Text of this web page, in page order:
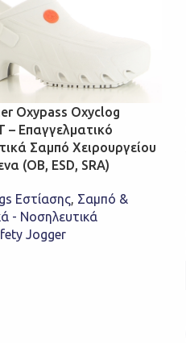
Oxypass Oxyclog
– Επαγγελματικό
Σαμπό Χειρουργείου
(OB, ESD, SRA)
Εστίασης Σαμπό &
- Νοσηλευτικά
Jogger